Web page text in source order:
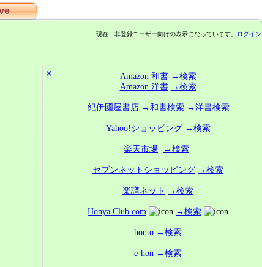
現在、非登録ユーザー向けの表示になっています。 ログイン
✕ Amazon 和書 →検索
Amazon 洋書 →検索
紀伊國屋書店 →和書検索 →洋書検索
Yahoo!ショッピング →検索
楽天市場 →検索
セブンネットショッピング →検索
楽譜ネット →検索
Honya Club.com →検索
honto →検索
e-hon →検索